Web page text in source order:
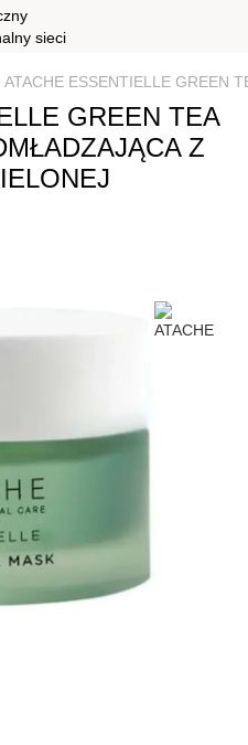
ATACHE ESSENTIELLE GREEN
GREEN TEA
Z